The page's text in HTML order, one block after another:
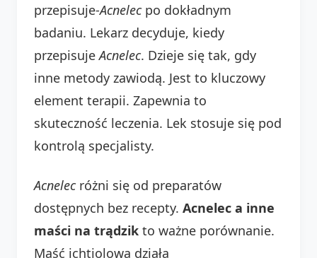
przepisuje-Acnelecpo dokładnym
badaniu. Lekarz decyduje, kiedy
przepisujeAcnelec. Dzieje się tak, gdy
inne metody zawiodą. Jest to kluczowy
element terapii. Zapewnia to
skuteczność leczenia. Lek stosuje się pod
kontrolą specjalisty.
Acnelecróżni się od preparatów
dostępnych bez recepty. Acnelec a inne
maści na trądzik to ważne porównanie.
Maść ichtiolowa działa